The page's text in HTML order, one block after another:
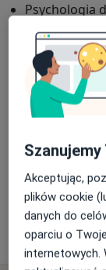
Psychologia
Psychologia
Psychologia
Pokaż więcej
Główne obszary
Zespół
Zaburzenia
Akceptując,
plików cookie
danych do
oparciu o
internetowych.